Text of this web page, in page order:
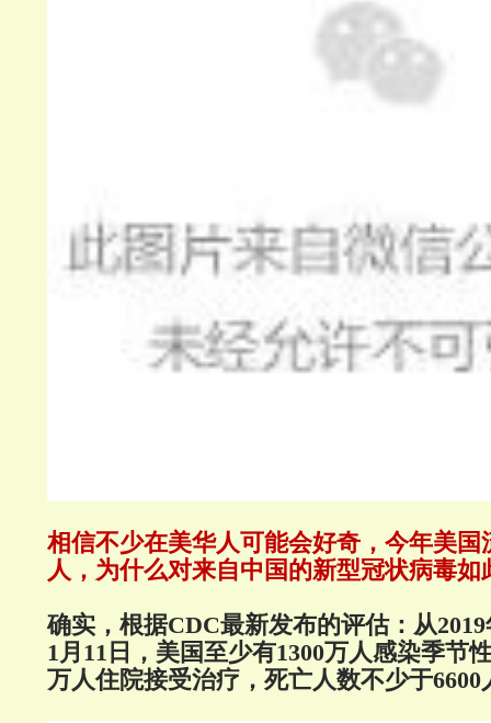
相信不少在美华人可能会好奇，今年美国
人，为什么对来自中国的新型冠状病毒如
确实，根据CDC最新发布的评估：从2019
1月11日，美国至少有1300万人感染季节
万人住院接受治疗，死亡人数不少于6600